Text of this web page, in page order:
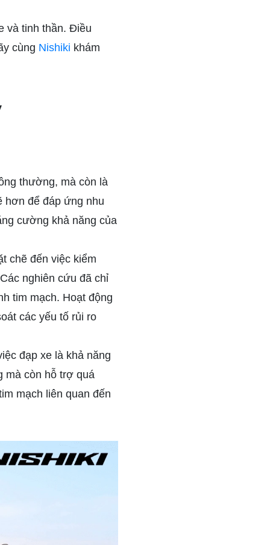
và tinh thần. Điều
cùng Nishiki khám
thường, mà còn là
hơn để đáp ứng nhu
cường khả năng của
chẽ đến việc kiểm
nghiên cứu đã chỉ
tim mạch. Hoạt động
các yếu tố rủi ro
đạp xe là khả năng
mà còn hỗ trợ quá
mạch liên quan đến